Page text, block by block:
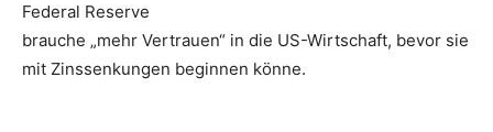
Federal Reserve
brauche „mehr Vertrauen“ in die US-Wirtschaft, bevor sie
mit Zinssenkungen beginnen könne.